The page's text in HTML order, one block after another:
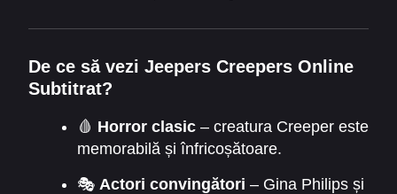
De ce să vezi Jeepers Creepers Online
Subtitrat?
🩸 Horror clasic– creatura Creeper este
memorabilă și înfricoșătoare.
🎭 Actori convingători – Gina Philips și